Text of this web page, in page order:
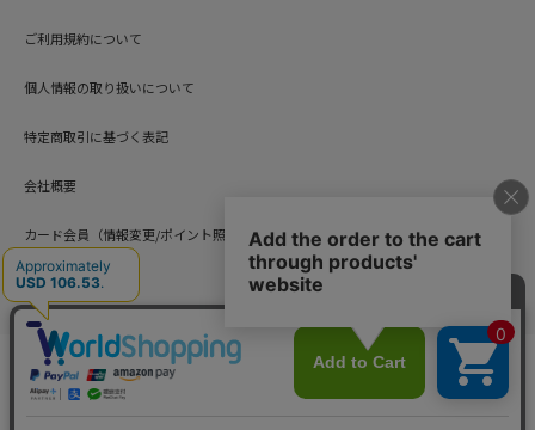
ご利用規約について
個人情報の取り扱いについて
特定商取引に基づく表記
会社概要
カード会員（情報変更/ポイント照会）
お問い合わせ